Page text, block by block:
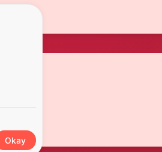
Okay